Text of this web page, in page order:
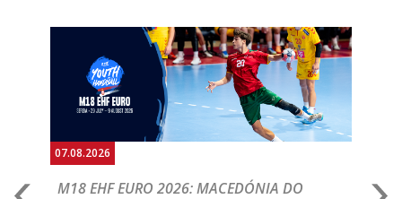
07.08.2026
M18 EHF EURO 2026: MACEDÓNIA DO